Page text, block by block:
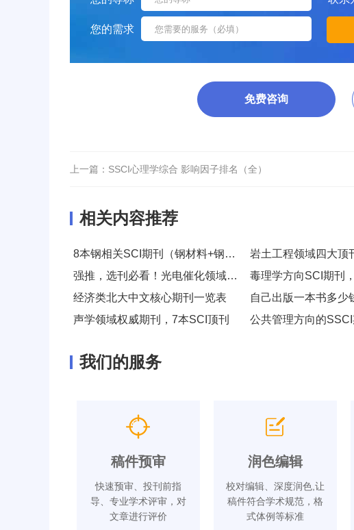
您的需求
免费咨询
上一篇： SSCI心理学综合 影响因子排名（全）
相关内容推荐
8本钢相关SCI期刊（钢材料+钢结构+钢铁冶金） 岩土工程领域四大顶
强推，选刊必看！光电催化领域SCI期刊
经济类北大中文核心期刊一览表
自己出版一本书多少
声学领域权威期刊，7本SCI顶刊
我们的服务
稿件预审
快速预审、投刊前指
导、专业学术评审，对
文章进行评价
润色编辑
校对编辑、深度润色,让
稿件符合学术规范，格
式体例等标准